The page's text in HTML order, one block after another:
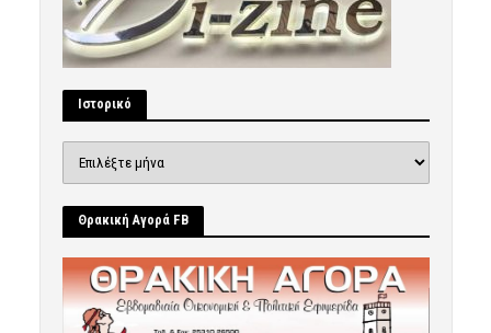
Ιστορικό
Θρακική Αγορά FB